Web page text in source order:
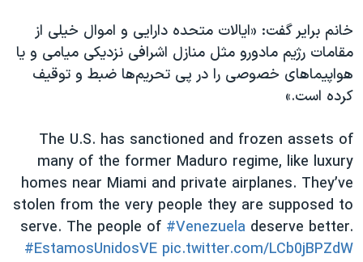
اسرائیل در جنگ
نرگس محمدی برنده جایزه نوبل صلح
همایش محافظه‌کاران آمریکا «سی‌پک»
سفر پرزیدنت ترامپ به چین
خانم برایر گفت: «ایالات متحده دارایی و اموال خیلی از
مقامات رژیم مادورو مثل منازل اشرافی نزدیکی میامی و یا
هواپیماهای خصوصی را در پی تحریم‌ها ضبط و توقیف
کرده است.»
The U.S. has sanctioned and frozen assets of
many of the former Maduro regime, like luxury
homes near Miami and private airplanes. They’ve
stolen from the very people they are supposed to
serve. The people of #Venezuela deserve better.
#EstamosUnidosVE pic.twitter.com/LCb0jBPZdW